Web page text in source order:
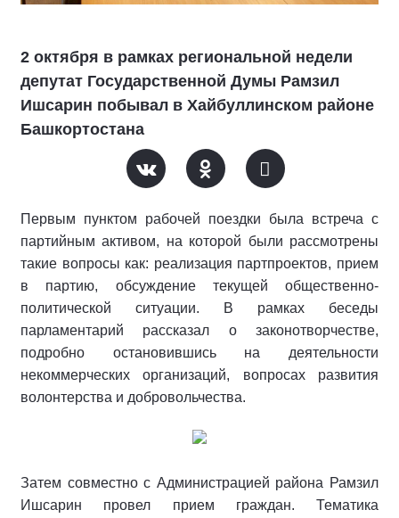
2 октября в рамках региональной недели
депутат Государственной Думы Рамзил
Ишсарин побывал в Хайбуллинском районе
Башкортостана
Первым пунктом рабочей поездки была встреча с
партийным активом, на которой были рассмотрены
такие вопросы как: реализация партпроектов, прием
в партию, обсуждение текущей общественно-
политической ситуации. В рамках беседы
парламентарий рассказал о законотворчестве,
подробно остановившись на деятельности
некоммерческих организаций, вопросах развития
волонтерства и добровольчества.
Затем совместно с Администрацией района Рамзил
Ишсарин провел прием граждан. Тематика